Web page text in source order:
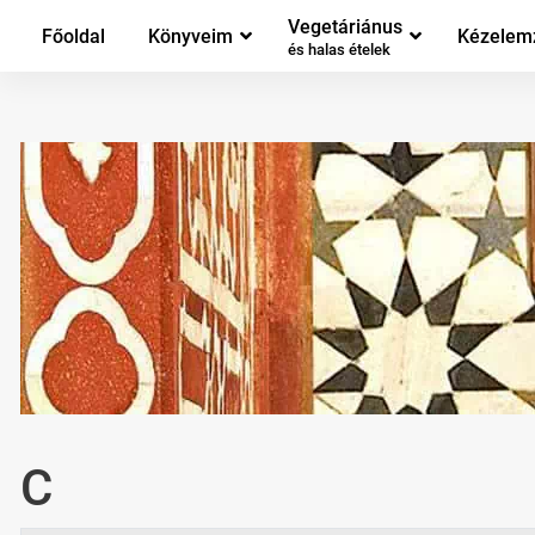
Főoldal Könyveim Vegetáriánus
és halas ételek
C